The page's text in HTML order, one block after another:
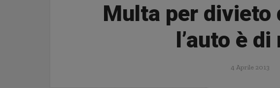
Multa per divieto
l’auto è di
4 Aprile 2013